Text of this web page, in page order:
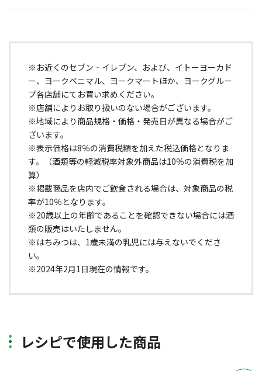
※お近くのセブン‐イレブン、および、イトーヨーカド
ー、ヨークベニマル、ヨークマートほか、ヨークグルー
プ各店舗にてお買い求めください。
※店舗によりお取り扱いのない場合がございます。
※地域により商品規格・価格・発売日が異なる場合がご
ざいます。
※表示価格は8％の消費税額を加えた税込価格となりま
す。（酒類等の軽減税率対象外商品は10％の消費税を加
算）
※掲載商品を店内でご飲食される場合は、対象商品の税
率が10％となります。
※20歳以上の年齢であることを確認できない場合には酒
類の販売はいたしません。
※はちみつは、1歳未満の乳児には与えないでくださ
い。
※2024年2月1日現在の情報です。
レシピで使用した商品